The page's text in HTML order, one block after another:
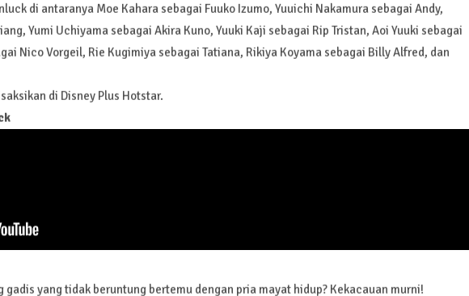
di antaranya Moe Kahara sebagai Fuuko Izumo, Yuuichi Nakamura sebagai Andy,
Yumi Uchiyama sebagai Akira Kuno, Yuuki Kaji sebagai Rip Tristan, Aoi Yuuki sebagai
Nico Vorgeil, Rie Kugimiya sebagai Tatiana, Rikiya Koyama sebagai Billy Alfred, dan
di Disney Plus Hotstar.
gadis yang tidak beruntung bertemu dengan pria mayat hidup? Kekacauan murni!